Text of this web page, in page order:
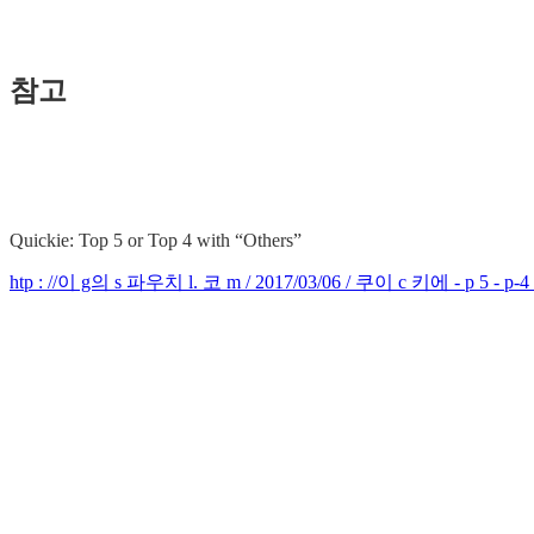
참고
Quickie: Top 5 or Top 4 with “Others”
htp : //이 g의 s 파우치 l. 코 m / 2017/03/06 / 쿠이 c 키에 - p 5 - p-4